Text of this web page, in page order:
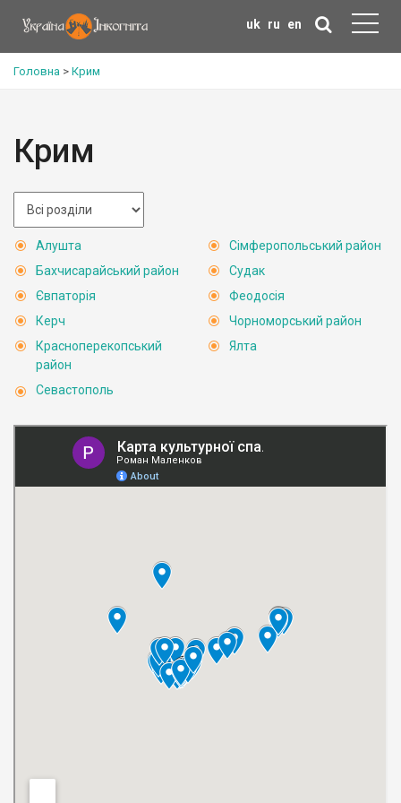
uk ru en
Головна > Крим
Крим
Алушта
Бахчисарайський район
Євпаторія
Керч
Красноперекопський
район
Севастополь
Сімферопольський район
Судак
Феодосія
Чорноморський район
Ялта